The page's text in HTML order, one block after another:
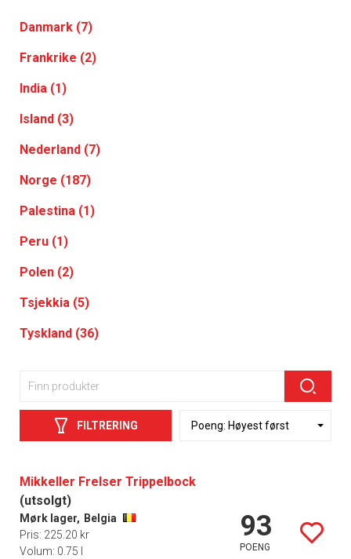
Danmark (7)
Frankrike (2)
India (1)
Island (3)
Nederland (7)
Norge (187)
Palestina (1)
Peru (1)
Polen (2)
Tsjekkia (5)
Tyskland (36)
FILTRERING
Mikkeller Frelser Trippelbock
(utsolgt)
Mørk lager, Belgia
Pris: 225.20 kr
Volum: 0.75 l
93
POENG